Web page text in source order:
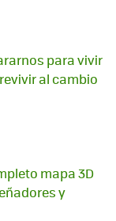
para vivir
al cambio
mapa 3D
y